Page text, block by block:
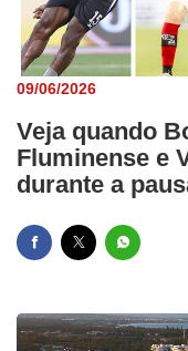
09/06/2026
Veja quando
Fluminense e
durante a